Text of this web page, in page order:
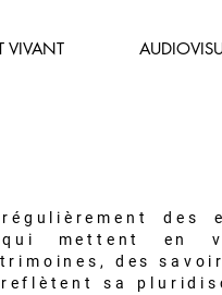
VIVANT
des
mettent en
des
reflètent sa